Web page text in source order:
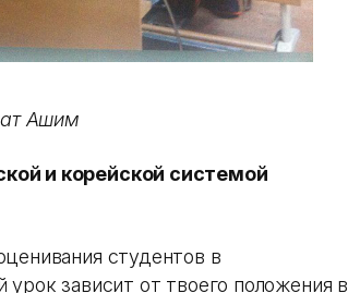
Ашим
и корейской системой
студентов в
зависит от твоего положения в